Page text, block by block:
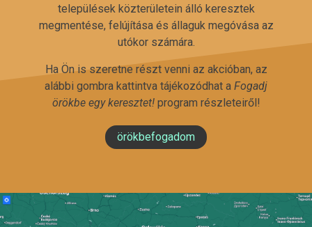
települések közterületein álló keresztek
megmentése, felújítása és állaguk megóvása az
utókor számára.
Ha Ön is szeretne részt venni az akcióban, az
alábbi gombra kattintva tájékozódhat a Fogadj
örökbe egy keresztet!program részleteiről!
örökbefogadom